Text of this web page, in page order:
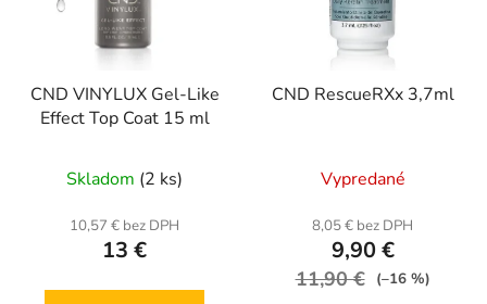
CND VINYLUX Gel-Like
Effect Top Coat 15 ml
Skladom (2 ks)
10,57 € bez DPH
13 €
CND RescueRXx 3,7ml
hodnotenie
produktu
je
5,0
Vypredané
8,05 € bez DPH
9,90 €
11,90 € (–16 %)